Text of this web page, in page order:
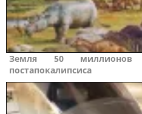
Земля 50
постапокалипсиса